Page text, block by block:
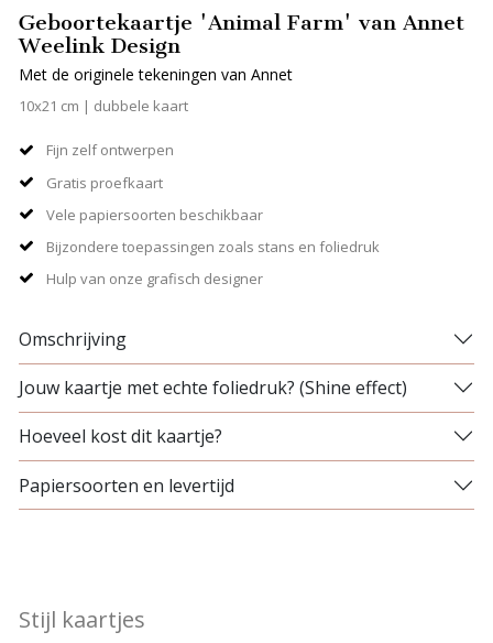
Geboortekaartje 'Animal Farm' van Annet
Weelink Design
Met de originele tekeningen van Annet
10x21 cm | dubbele kaart
Fijn zelf ontwerpen
Gratis proefkaart
Vele papiersoorten beschikbaar
Bijzondere toepassingen zoals stans en foliedruk
Hulp van onze grafisch designer
Omschrijving
Jouw kaartje met echte foliedruk? (Shine effect)
Hoeveel kost dit kaartje?
Papiersoorten en levertijd
Stijl kaartjes